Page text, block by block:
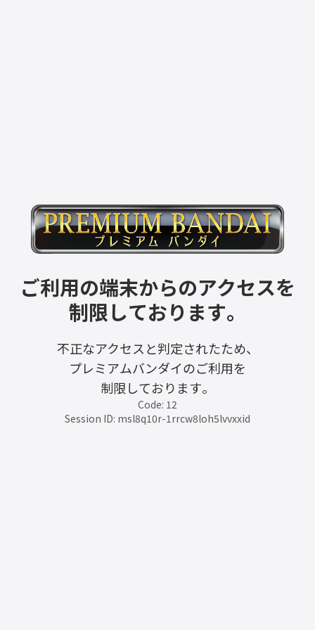
ご利用の端末からのアクセスを
制限しております。
不正なアクセスと判定されたため、
プレミアムバンダイのご利用を
制限しております。
Code: 12
Session ID: msl8q10r-1rrcw8loh5lvvxxid